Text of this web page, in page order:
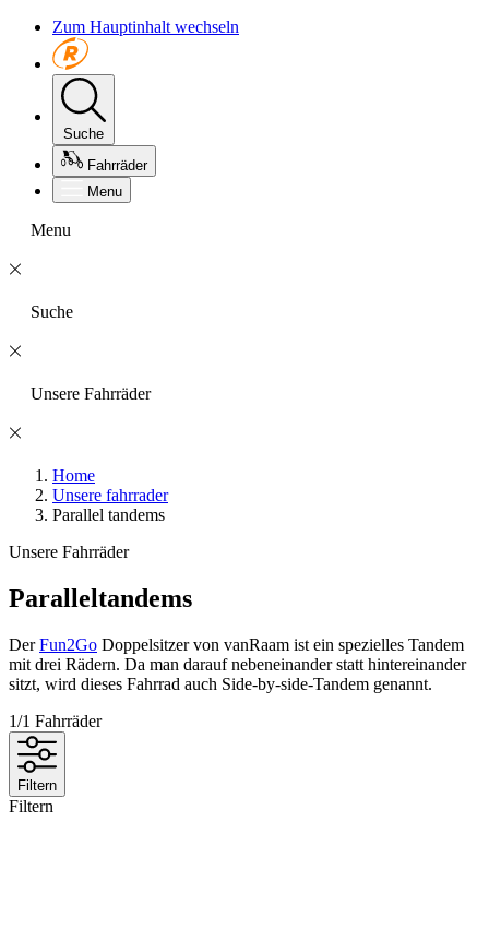
Zum Hauptinhalt wechseln
Suche
Fahrräder
Menu
Menu
Suche
Unsere Fahrräder
Home
Unsere fahrrader
Parallel tandems
Unsere Fahrräder
Paralleltandems
DerFun2Go Doppelsitzer von vanRaam ist ein spezielles Tandem
mit drei Rädern. Da man darauf nebeneinander statt hintereinander
sitzt, wird dieses Fahrrad auch Side-by-side-Tandem genannt.
1/1 Fahrräder
Filtern
Filtern